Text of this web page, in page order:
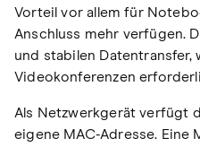
Vorteil vor allem für
Anschluss mehr verfügen.
und stabilen Datentransfer,
Videokonferenzen
Als Netzwerkgerät verfügt
eigene MAC-Adresse. Eine